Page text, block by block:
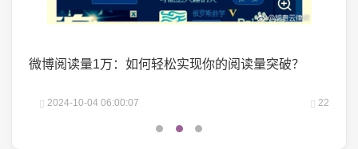
微博阅读量1万：如何轻松实现你的阅读量突破？
2024-10-04 06:00:07 22